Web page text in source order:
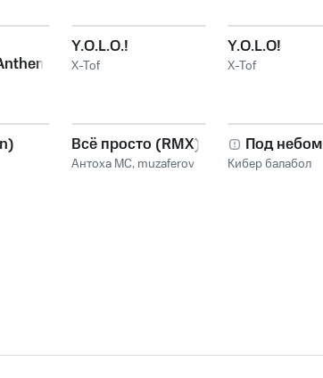
Y.O.L.O.!
X-Tof
Y.O.L.O!
X-Tof
Всё просто (RMX)
Антоха МС, muzaferov
Под небом
Кибер балабол